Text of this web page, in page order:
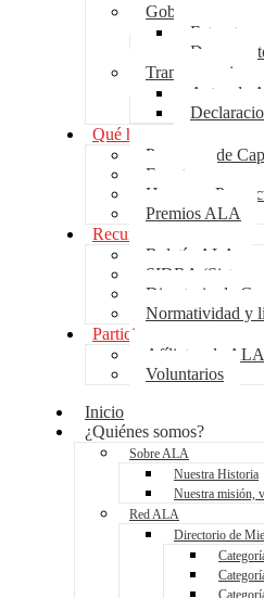
Gobernanza y
Estructura
Transparencia
Actas de
Qué hacemos
Programa de
Eventos
Hagamos
Premios ALA
Recursos
Boletín ALA
SIDRA
Directorio de
Normatividad y
Participa
Afíliate a la ALA
Voluntarios
Inicio
¿Quiénes somos?
Sobre ALA
Nuestra Historia
Nuestra misión,
Red ALA
Directorio de